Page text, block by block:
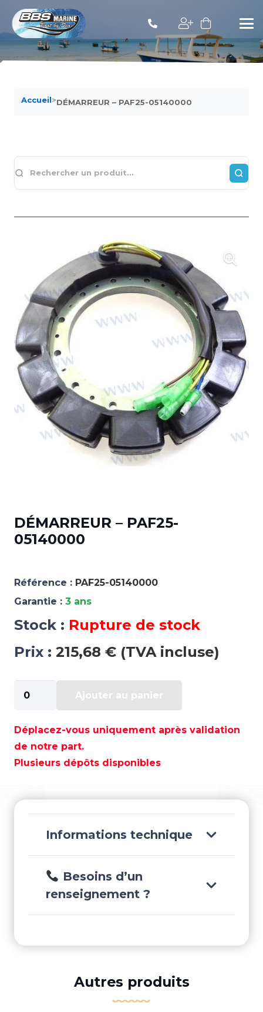
Accueil>DÉMARREUR – PAF25-05140000
DÉMARREUR – PAF25-
05140000
Référence : PAF25-05140000
Garantie : 3 ans
Stock : Rupture de stock
Prix : 215,68 € (TVA incluse)
de
-
PAF25-
05140000
Ajouter au panier
Déplacez-vous uniquement après validation
de notre part.
Plusieurs dépôts disponibles
Informations technique
Besoins d’un
renseignement ?
Autres produits